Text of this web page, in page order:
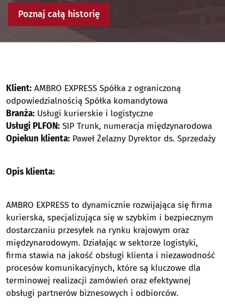
Poznaj całą historię
Klient: AMBRO EXPRESS Spółka z ograniczoną
odpowiedzialnością Spółka komandytowa
Branża: Usługi kurierskie i logistyczne
Usługi PLFON: SIP Trunk, numeracja międzynarodowa
Opiekun klienta: Paweł Żelazny Dyrektor ds. Sprzedaży
Opis klienta:
AMBRO EXPRESS to dynamicznie rozwijająca się firma
kurierska, specjalizująca się w szybkim i bezpiecznym
dostarczaniu przesyłek na rynku krajowym oraz
międzynarodowym. Działając w sektorze logistyki,
firma stawia na jakość obsługi klienta i niezawodność
procesów komunikacyjnych, które są kluczowe dla
terminowej realizacji zamówień oraz efektywnej
obsługi partnerów biznesowych i odbiorców.